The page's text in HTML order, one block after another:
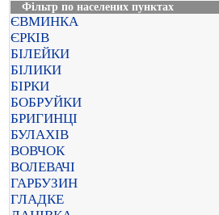
Фільтр по населених пунктах
ЄВМИНКА
ЄРКІВ
БІЛЕЙКИ
БІЛИКИ
БІРКИ
БОБРУЙКИ
БРИГИНЦІ
БУЛАХІВ
ВОВЧОК
ВОЛЕВАЧІ
ГАРБУЗИН
ГЛАДКЕ